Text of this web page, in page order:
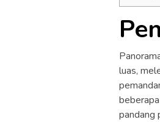
luas,
pandang